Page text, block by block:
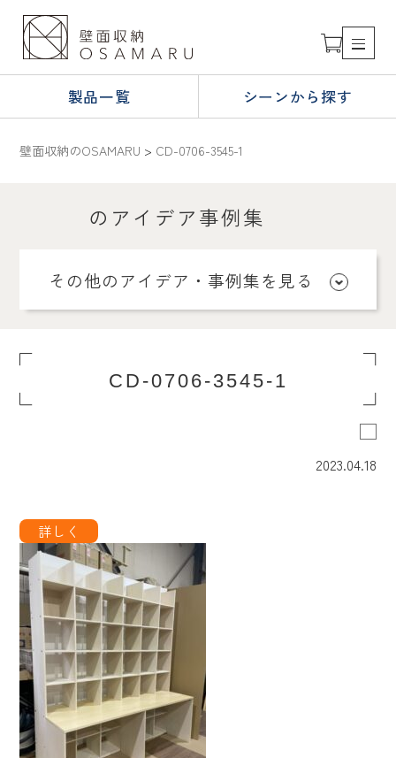
製品一覧 シーンから探す
壁面収納のOSAMARU > CD-0706-3545-1
のアイデア事例集
その他のアイデア・事例集を見る
CD-0706-3545-1
2023.04.18